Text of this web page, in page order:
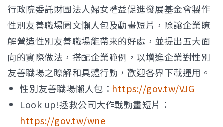
行政院委託財團法人婦女權益促進發展基金會製作
性別友善職場圖文懶人包及動畫短片，除讓企業瞭
解營造性別友善職場能帶來的好處，並提出五大面
向的實際做法，搭配企業範例，以增進企業對性別
友善職場之瞭解和具體行動，歡迎各界下載運用。
性別友善職場懶人包： https://gov.tw/VJG
Look up!拯救公司大作戰動畫短片：
https://gov.tw/wne